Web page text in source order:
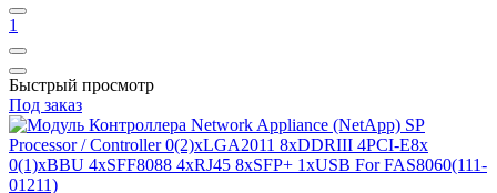
1
Быстрый просмотр
Под заказ